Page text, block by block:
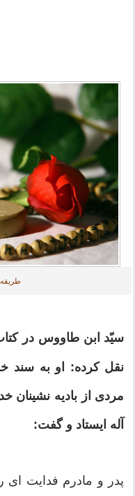
طریقه
سيّد ابن طاووس در
نقل كرده: او به سند
مردى از باديه
آله ايستاد و گفت:
پدر و مادرم فدايت اى